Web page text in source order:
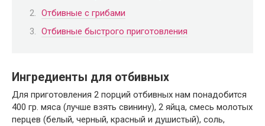
Отбивные с грибами
Отбивные быстрого приготовления
Ингредиенты для отбивных
Для приготовления 2 порций отбивных нам понадобится
400 гр. мяса (лучше взять свинину), 2 яйца, смесь молотых
перцев (белый, черный, красный и душистый), соль,